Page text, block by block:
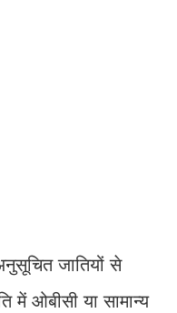
जातियों से
में ओबीसी या सामान्य